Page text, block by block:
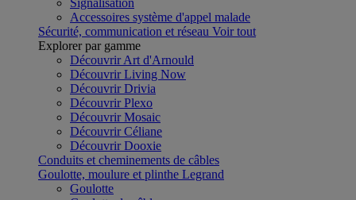
Signalisation
Accessoires système d'appel malade
Sécurité, communication et réseau Voir tout
Explorer par gamme
Découvrir Art d'Arnould
Découvrir Living Now
Découvrir Drivia
Découvrir Plexo
Découvrir Mosaic
Découvrir Céliane
Découvrir Dooxie
Conduits et cheminements de câbles
Goulotte, moulure et plinthe Legrand
Goulotte